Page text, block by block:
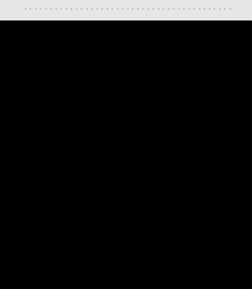
*****************************************